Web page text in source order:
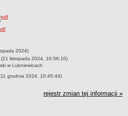
Społecznej
2024)
(21 listopada 2024, 10:56:10)
w Lubniewicach
grudnia 2024, 10:45:44)
rejestr zmian tej informacji »